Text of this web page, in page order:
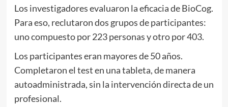
Los investigadores evaluaron la eficacia de BioCog.
Para eso, reclutaron dos grupos de participantes:
uno compuesto por 223 personas y otro por 403.
Los participantes eran mayores de 50 años.
Completaron el test en una tableta, de manera
autoadministrada, sin la intervención directa de un
profesional.